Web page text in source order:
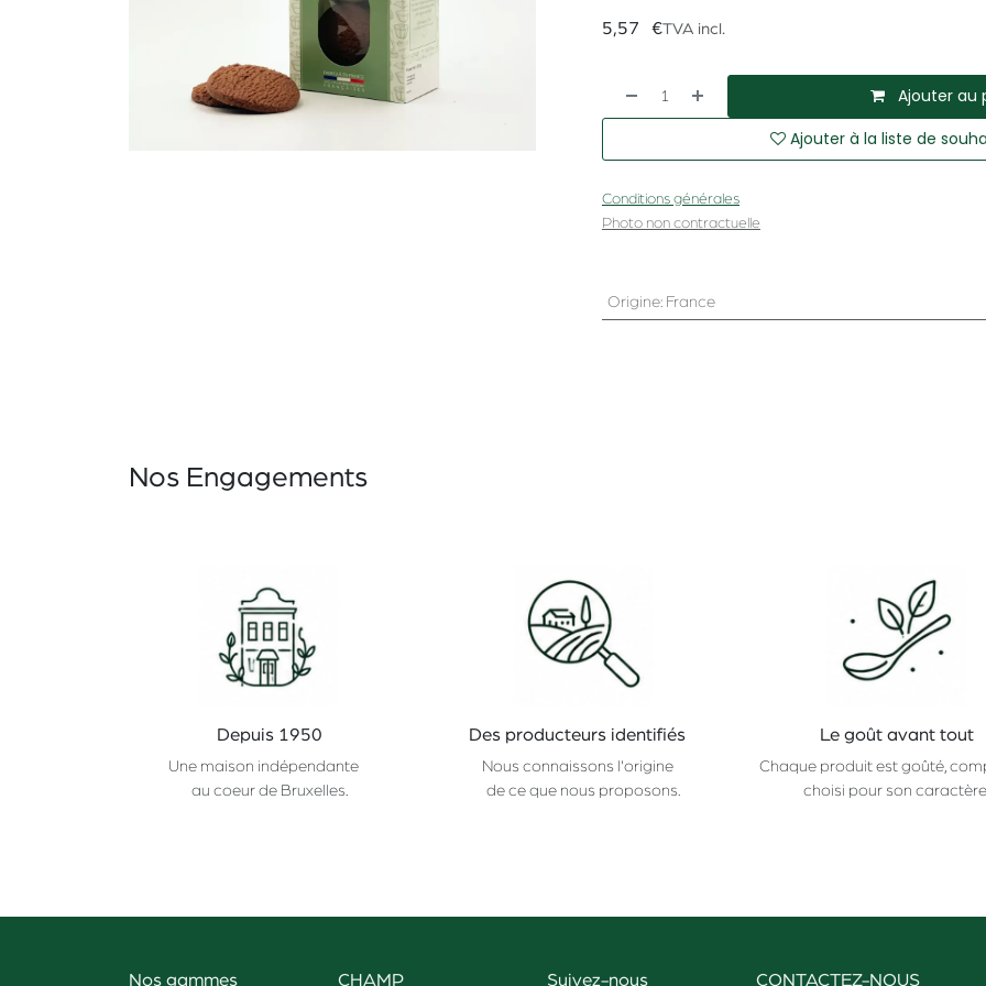
5,57 €TVA incl.
Ajouter au
Ajouter à la liste de
Conditions générales
Photo non contractuelle
Origine: France
Nos Engagements
Depuis 1950
Une maison indépendante
au coeur de Bruxelles.
Des producteurs identifiés
Nous connaissons l'origine
de ce que nous proposons.
Le goût avant tout
Chaque produit est goûté,
choisi pour son caractère.
Nos gammes CHAMP Suivez-nous CONTACTEZ-NOUS